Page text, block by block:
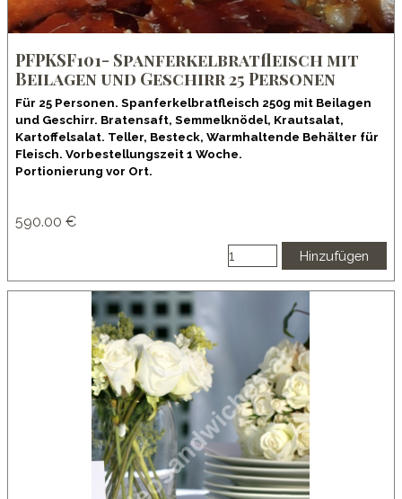
PFPKSF101- Spanferkelbratfleisch mit
Beilagen und Geschirr 25 Personen
Für 25 Personen. Spanferkelbratfleisch 250g mit Beilagen
und Geschirr. Bratensaft, Semmelknödel, Krautsalat,
Kartoffelsalat. Teller, Besteck, Warmhaltende Behälter für
Fleisch. Vorbestellungszeit 1 Woche.
Portionierung vor Ort.
590.00 €
Hinzufügen